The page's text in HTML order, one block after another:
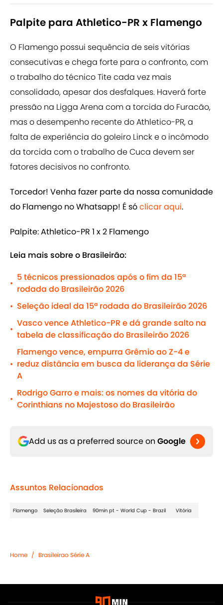
Palpite para Athletico-PR x Flamengo
O Flamengo possui sequência de seis vitórias
consecutivas e chega forte para o confronto, com
o trabalho do técnico Tite cada vez mais
consolidado, apesar dos desfalques. Haverá forte
pressão na Ligga Arena com a torcida do Furacão,
mas o desempenho recente do Athletico-PR, a
falta de experiência do goleiro Linck e o incômodo
da torcida com o trabalho de Cuca devem ser
fatores decisivos no confronto.
Torcedor! Venha fazer parte da nossa comunidade
do Flamengo no Whatsapp! É sóclicar aqui.
Palpite: Athletico-PR 1 x 2 Flamengo
Leia mais sobre o Brasileirão:
•
5 técnicos pressionados após o fim da 15ª
rodada do Brasileirão 2026
• Seleção ideal da 15ª rodada do Brasileirão 2026
•
Vasco vence Athletico-PR e dá grande salto na
tabela de classificação do Brasileirão 2026
•
Flamengo vence, empurra Grêmio ao Z-4 e
reduz distância em busca da liderança da Série
A
•
Rodrigo Garro e mais: os nomes da vitória do
Corinthians no Majestoso do Brasileirão
Add us as a preferred source on Google
Assuntos Relacionados
Flamengo Seleção Brasileira 90min pt - World Cup - Brazil Vitória
Home / Brasileirao Série A